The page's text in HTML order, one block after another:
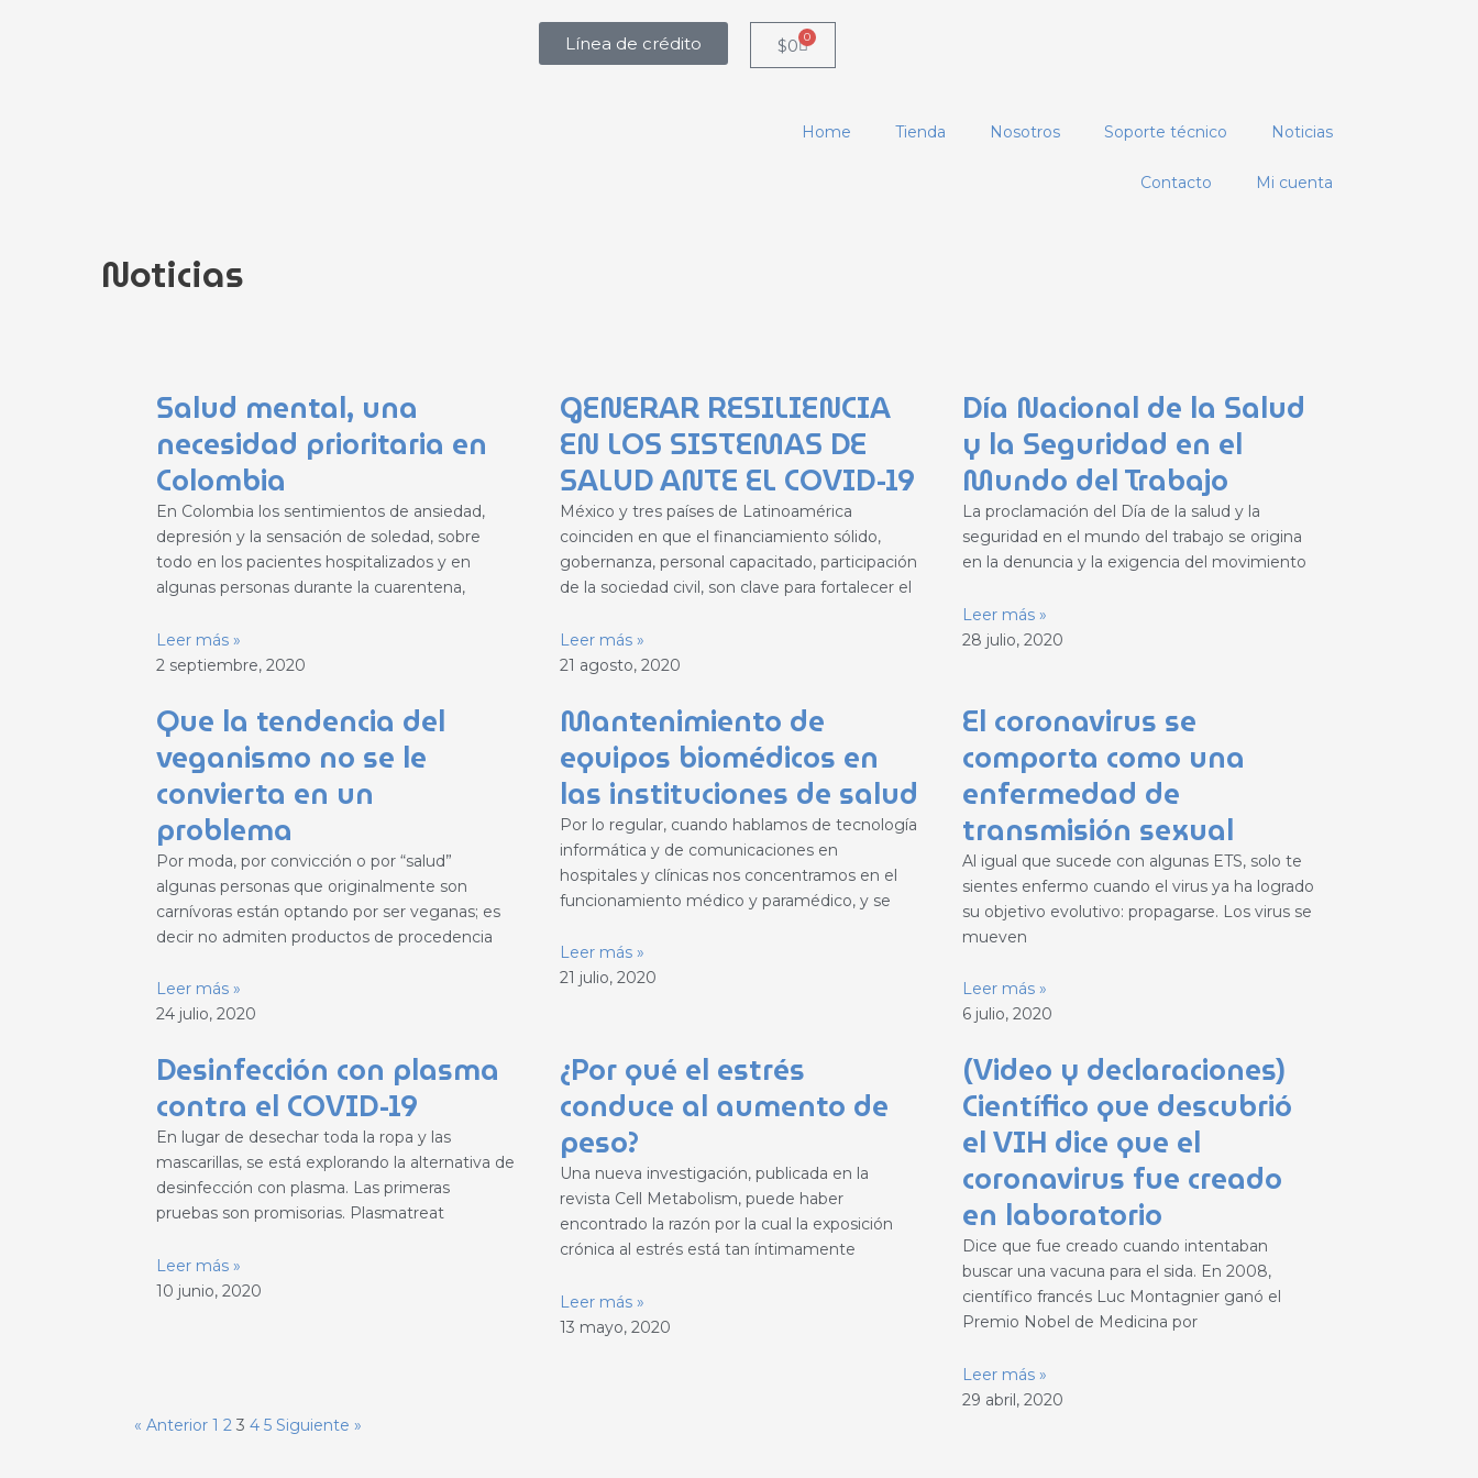
Línea de crédito $0 0Carrito
Home Tienda Nosotros Soporte técnico Noticias
Contacto Mi cuenta
Noticias
Salud mental, una
necesidad prioritaria en
Colombia
En Colombia los sentimientos de ansiedad,
depresión y la sensación de soledad, sobre
todo en los pacientes hospitalizados y en
algunas personas durante la cuarentena,
Leer más »
2 septiembre, 2020
GENERAR RESILIENCIA
EN LOS SISTEMAS DE
SALUD ANTE EL COVID-19
México y tres países de Latinoamérica
coinciden en que el financiamiento sólido,
gobernanza, personal capacitado, participación
de la sociedad civil, son clave para fortalecer el
Leer más »
21 agosto, 2020
Día Nacional de la Salud
y la Seguridad en el
Mundo del Trabajo
La proclamación del Día de la salud y la
seguridad en el mundo del trabajo se origina
en la denuncia y la exigencia del movimiento
Leer más »
28 julio, 2020
Que la tendencia del
veganismo no se le
convierta en un
problema
Por moda, por convicción o por “salud”
algunas personas que originalmente son
carnívoras están optando por ser veganas; es
decir no admiten productos de procedencia
Leer más »
24 julio, 2020
Mantenimiento de
equipos biomédicos en
las instituciones de salud
Por lo regular, cuando hablamos de tecnología
informática y de comunicaciones en
hospitales y clínicas nos concentramos en el
funcionamiento médico y paramédico, y se
Leer más »
21 julio, 2020
El coronavirus se
comporta como una
enfermedad de
transmisión sexual
Al igual que sucede con algunas ETS, solo te
sientes enfermo cuando el virus ya ha logrado
su objetivo evolutivo: propagarse. Los virus se
mueven
Leer más »
6 julio, 2020
Desinfección con plasma
contra el COVID-19
En lugar de desechar toda la ropa y las
mascarillas, se está explorando la alternativa de
desinfección con plasma. Las primeras
pruebas son promisorias. Plasmatreat
Leer más »
10 junio, 2020
¿Por qué el estrés
conduce al aumento de
peso?
Una nueva investigación, publicada en la
revista Cell Metabolism, puede haber
encontrado la razón por la cual la exposición
crónica al estrés está tan íntimamente
Leer más »
13 mayo, 2020
(Video y declaraciones)
Científico que descubrió
el VIH dice que el
coronavirus fue creado
en laboratorio
Dice que fue creado cuando intentaban
buscar una vacuna para el sida. En 2008,
científico francés Luc Montagnier ganó el
Premio Nobel de Medicina por
Leer más »
29 abril, 2020
« Anterior 1 2 3 4 5 Siguiente »